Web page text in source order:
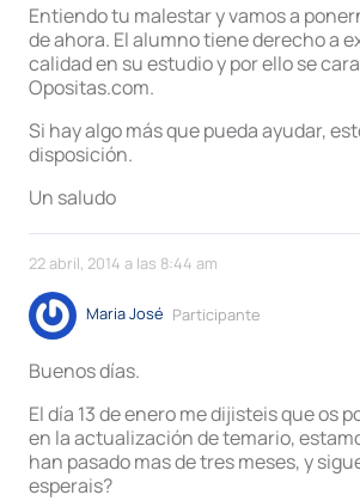
Entiendo tu malestar y vamos a
de ahora. El alumno tiene derecho a
calidad en su estudio y por ello se
Opositas.com.
Si hay algo más que pueda ayudar,
disposición.
Un saludo
22 abril, 2014 a las 8:44 am
Maria José Participante
Buenos días.
El día 13 de enero me dijisteis que os
en la actualización de temario,
han pasado mas de tres meses, y
esperais?